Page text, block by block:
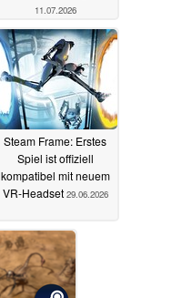
11.07.2026
Steam Frame: Erstes
Spiel ist offiziell
kompatibel mit neuem
VR-Headset 29.06.2026